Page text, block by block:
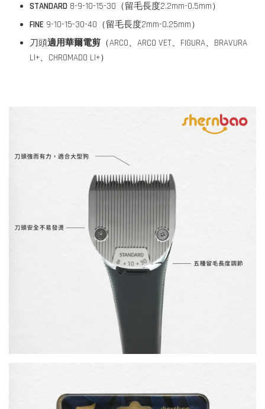
STANDARD 8-9-10-15-30（留毛長度2.2mm-0.5mm）
FINE 9-10-15-30-40（留毛長度2mm-0.25mm）
刀頭適用華爾電剪 （ARCO、ARCO VET、FIGURA、BRAVURA
LI+、CHROMADO LI+）